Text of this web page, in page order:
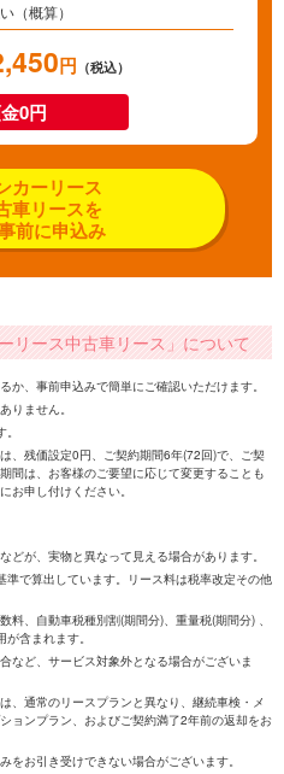
（概算）
円 （税込）
0円
カーリース
車リースを
前に申込み
リース中古車リース」について
、事前申込みで簡単にご確認いただけます。
りません。
、残価設定0円、ご契約期間6年(72回)で、ご契
間は、お客様のご要望に応じて変更することも
お申し付けください。
が、実物と異なって見える場合があります。
で算出しています。リース料は税率改定その他
料、自動車税種別割(期間分)、重量税(期間分) 、
含まれます。
など、サービス対象外となる場合がございま
、通常のリースプランと異なり、継続車検・メ
ョンプラン、およびご契約満了2年前の返却をお
お引き受けできない場合がございます。